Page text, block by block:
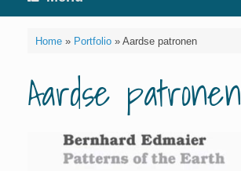
Home» Portfolio» Aardse patronen
Aardse patronen